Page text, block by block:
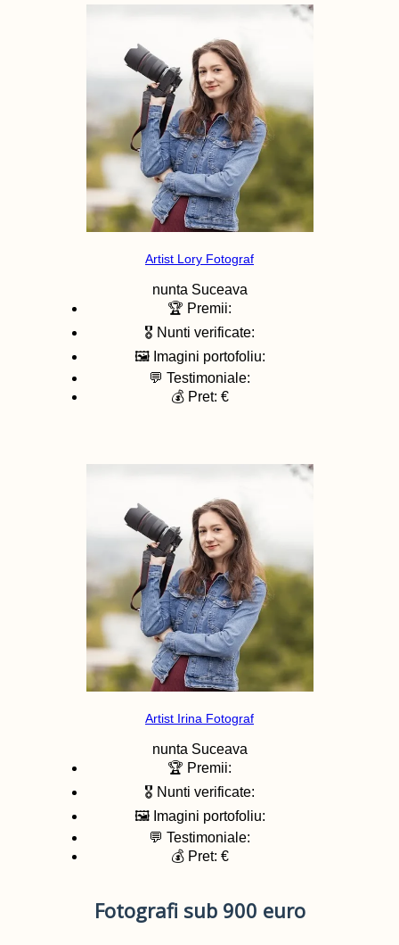
Artist Lory Fotograf
nunta Suceava
🏆 Premii:
🎖️ Nunti verificate:
🖼️ Imagini portofoliu:
💬 Testimoniale:
💰 Pret: €
Artist Irina Fotograf
nunta Suceava
🏆 Premii:
🎖️ Nunti verificate:
🖼️ Imagini portofoliu:
💬 Testimoniale:
💰 Pret: €
Fotografi sub 900 euro